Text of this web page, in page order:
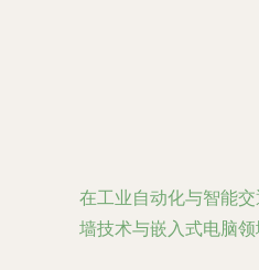
在工业自动化与智能
墙技术与嵌入式电脑